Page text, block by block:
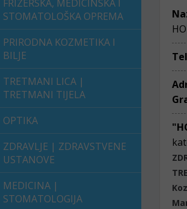
FRIZERSKA, MEDICINSKA I
STOMATOLOŠKA OPREMA
PRIRODNA KOZMETIKA I
BILJE
TRETMANI LICA |
TRETMANI TIJELA
OPTIKA
ZDRAVLJE | ZDRAVSTVENE
USTANOVE
MEDICINA |
STOMATOLOGIJA